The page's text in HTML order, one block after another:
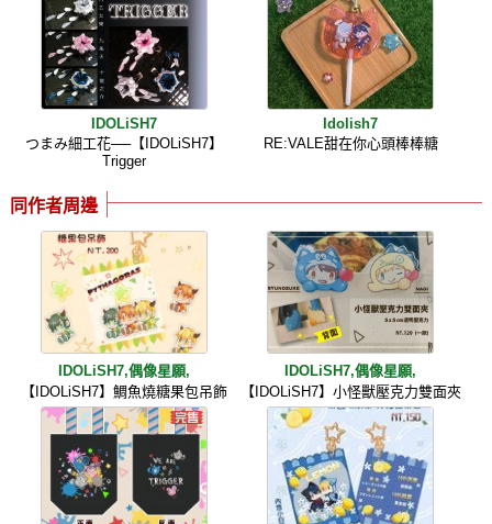
IDOLiSH7
つまみ細工花──【IDOLiSH7】
Trigger
Idolish7
RE:VALE甜在你心頭棒棒糖
同作者周邊
IDOLiSH7,偶像星願,
【IDOLiSH7】鯛魚燒糖果包吊飾
IDOLiSH7,偶像星願,
【IDOLiSH7】小怪獸壓克力雙面夾